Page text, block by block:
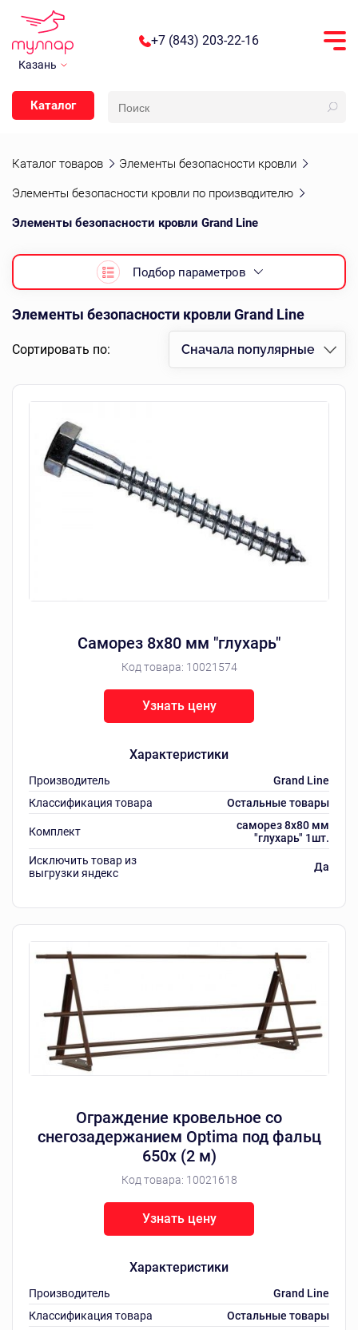
Казань
+7 (843) 203-22-16
Каталог
Каталог товаров Элементы безопасности кровли
Элементы безопасности кровли по производителю
Элементы безопасности кровли Grand Line
Подбор параметров
Элементы безопасности кровли Grand Line
Сортировать по: Сначала популярные
Саморез 8х80 мм "глухарь"
Код товара: 10021574
Характеристики
Производитель
Grand Line
Классификация товара
Остальные товары
Комплект
саморез 8х80 мм
"глухарь" 1шт.
Исключить товар из
выгрузки яндекс
Да
Узнать цену
Ограждение кровельное со
снегозадержанием Optima под фальц
650х (2 м)
Код товара: 10021618
Характеристики
Производитель
Grand Line
Классификация товара
Остальные товары
Узнать цену